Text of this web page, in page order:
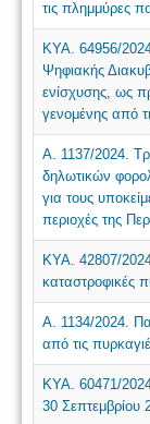
τις πλημμύρες
ΚΥΑ. 64956/
Ψηφιακής
ενίσχυσης, ως
γενομένης από
Α. 1137/2024.
δηλωτικών
για τους
περιοχές της
ΚΥΑ. 42807/
καταστροφικές
Α. 1134/2024.
από τις
ΚΥΑ. 60471/
30 Σεπτεμβρίου